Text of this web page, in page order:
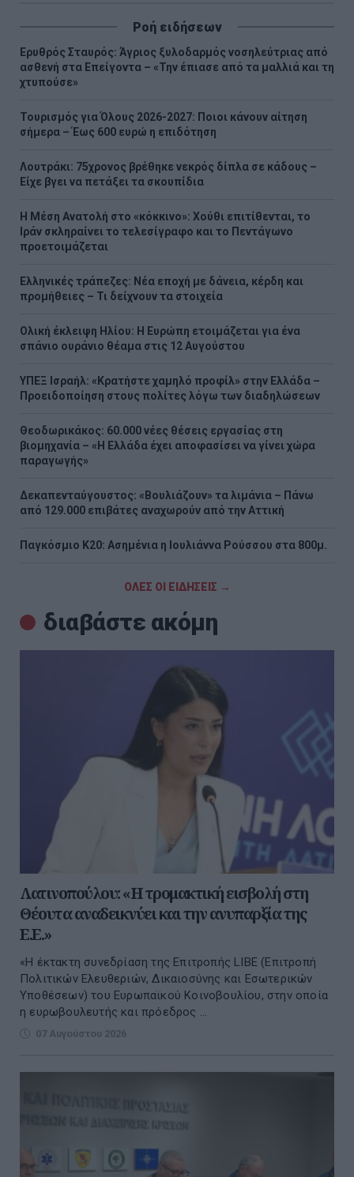
Ροή ειδήσεων
Ερυθρός Σταυρός: Άγριος ξυλοδαρμός νοσηλεύτριας από
ασθενή στα Επείγοντα – «Την έπιασε από τα μαλλιά και τη
χτυπούσε»
Τουρισμός για Όλους 2026-2027: Ποιοι κάνουν αίτηση
σήμερα – Έως 600 ευρώ η επιδότηση
Λουτράκι: 75χρονος βρέθηκε νεκρός δίπλα σε κάδους –
Είχε βγει να πετάξει τα σκουπίδια
Η Μέση Ανατολή στο «κόκκινο»: Χούθι επιτίθενται, το
Ιράν σκληραίνει το τελεσίγραφο και το Πεντάγωνο
προετοιμάζεται
Ελληνικές τράπεζες: Νέα εποχή με δάνεια, κέρδη και
προμήθειες – Τι δείχνουν τα στοιχεία
Ολική έκλειψη Ηλίου: Η Ευρώπη ετοιμάζεται για ένα
σπάνιο ουράνιο θέαμα στις 12 Αυγούστου
ΥΠΕΞ Ισραήλ: «Κρατήστε χαμηλό προφίλ» στην Ελλάδα –
Προειδοποίηση στους πολίτες λόγω των διαδηλώσεων
Θεοδωρικάκος: 60.000 νέες θέσεις εργασίας στη
βιομηχανία – «Η Ελλάδα έχει αποφασίσει να γίνει χώρα
παραγωγής»
Δεκαπενταύγουστος: «Βουλιάζουν» τα λιμάνια – Πάνω
από 129.000 επιβάτες αναχωρούν από την Αττική
Παγκόσμιο Κ20: Ασημένια η Ιουλιάννα Ρούσσου στα 800μ.
ΟΛΕΣ ΟΙ ΕΙΔΗΣΕΙΣ →
διαβάστε ακόμη
Λατινοπούλου: «Η τρομακτική εισβολή στη
Θέουτα αναδεικνύει και την ανυπαρξία της
Ε.Ε.»
«Η έκτακτη συνεδρίαση της Επιτροπής LIBE (Επιτροπή
Πολιτικών Ελευθεριών, Δικαιοσύνης και Εσωτερικών
Υποθέσεων) του Ευρωπαϊκού Κοινοβουλίου, στην οποία
η ευρωβουλευτής και πρόεδρος ...
07 Αυγούστου 2026